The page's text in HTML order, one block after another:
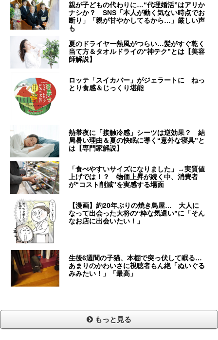
親が子どもの代わりに…“代理婚活”はアリか
ナシか？ SNS「本人が動く気ない時点でお
断り」「親が甘やかしてるから…」厳しい声
も
夏のドライヤー熱風がつらい…髪がすぐ乾く
当て方＆タオルドライの“神テク”とは【美容
師解説】
ロッテ「スイカバー」がジェラートに ねっ
とり食感＆じっくり堪能
熱帯夜に「接触冷感」シーツは逆効果？ 結
局暑い理由＆夏の快眠に導く“意外な寝具”と
は【専門家解説】
「食べやすいサイズになりました」→実質値
上げでは！？ 物価上昇が続く中、消費者
が“コスト削減”を実感する場面
【漫画】約20年ぶりの焼き鳥屋… 大人に
なって出会った大将の“粋な気遣い”に「そん
なお店に出会いたい！」
生後6週間の子猫、本棚で突っ伏して眠る…
あまりのかわいさに視聴者もん絶「ぬいぐる
みみたい！」「最高」
もっと見る